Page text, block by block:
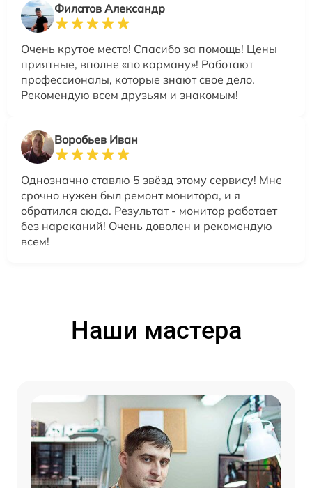
Филатов Александр
Очень крутое место! Спасибо за помощь! Цены
приятные, вполне «по карману»! Работают
профессионалы, которые знают свое дело.
Рекомендую всем друзьям и знакомым!
Воробьев Иван
Однозначно ставлю 5 звёзд этому сервису! Мне
срочно нужен был ремонт монитора, и я
обратился сюда. Результат - монитор работает
без нареканий! Очень доволен и рекомендую
всем!
Наши мастера